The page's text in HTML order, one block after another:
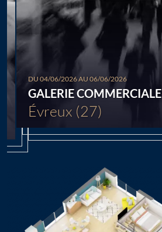
DU 04/06/2026 AU 06/06/2026
GALERIE COMMERCIALE
Évreux (27)